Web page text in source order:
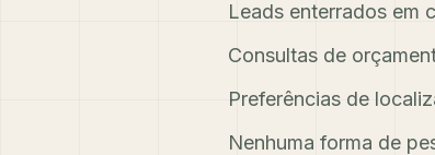
Leads enterrados em
Consultas de
Preferências de
Nenhuma forma de